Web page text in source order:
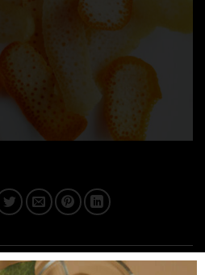
in . Bookmark thepermalink.